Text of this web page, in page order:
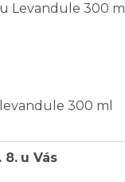
Levandule 300 ml
300 ml
8. u Vás